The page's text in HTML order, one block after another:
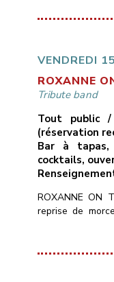
varier avec des
VENDREDI
ROXANNE
Tribute band
Tout public
(réservation
Bar à
cocktails,
ROXANNE ON
reprise de
mode chant/
MUSIQUE DU